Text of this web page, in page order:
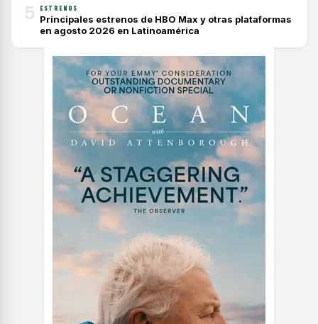
5 ESTRENOS
Principales estrenos de HBO Max y otras plataformas
en agosto 2026 en Latinoamérica